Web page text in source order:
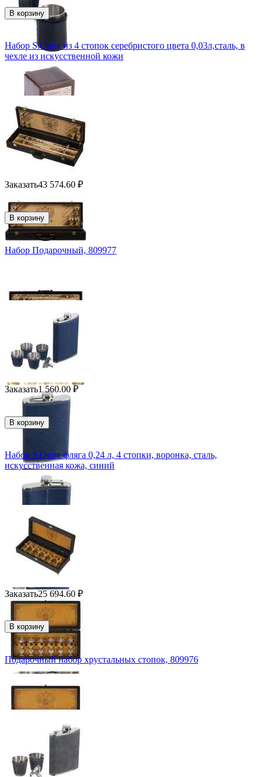
В корзину
Набор S.Quire из 4 стопок серебристого цвета 0,03л,сталь, в
чехле из искусственной кожи
Заказать43 574.60 ₽
В корзину
Набор Подарочный, 809977
Заказать1 560.00 ₽
В корзину
Набор S.Quire фляга 0,24 л, 4 стопки, воронка, сталь,
искусственная кожа, синий
Заказать25 694.60 ₽
В корзину
Подарочный набор хрустальных стопок, 809976